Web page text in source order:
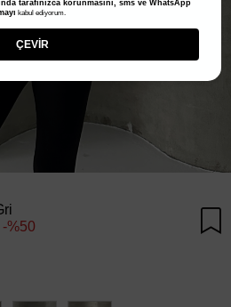
50
tarafınızca korunmasını, sms ve WhatsApp
kabul ediyorum.
ÇEVİR